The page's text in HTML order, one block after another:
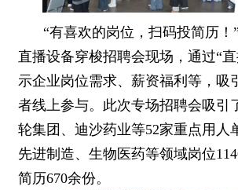
“有喜欢的岗位，扫码投简历！
直播设备穿梭招聘会现场，通过“
示企业岗位需求、薪资福利等，吸
者线上参与。此次专场招聘会吸引
轮集团、迪沙药业等52家重点用人
先进制造、生物医药等领域岗位
简历670余份。